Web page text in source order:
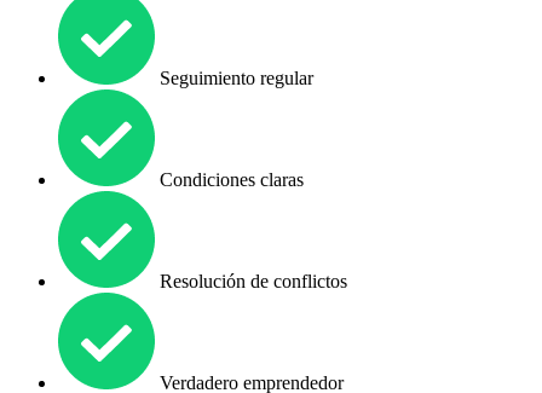
Seguimiento regular
Condiciones claras
Resolución de conflictos
Verdadero emprendedor